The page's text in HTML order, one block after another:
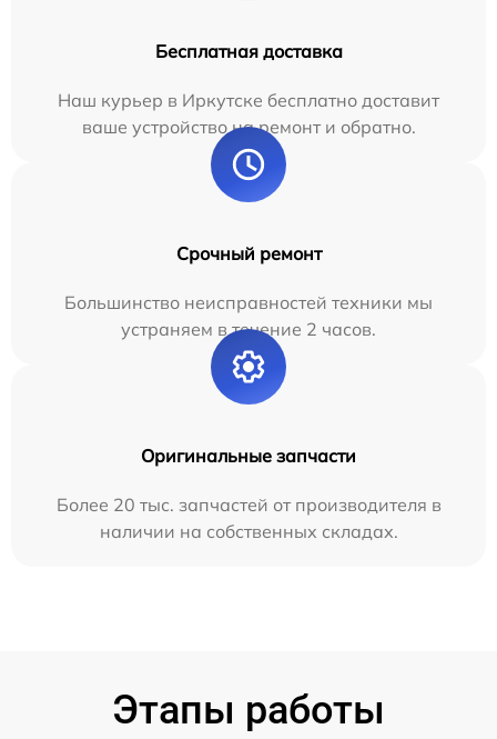
Бесплатная доставка
Наш курьер в Иркутске бесплатно доставит
ваше устройство на ремонт и обратно.
Срочный ремонт
Большинство неисправностей техники мы
устраняем в течение 2 часов.
Оригинальные запчасти
Более 20 тыс. запчастей от производителя в
наличии на собственных складах.
Этапы работы